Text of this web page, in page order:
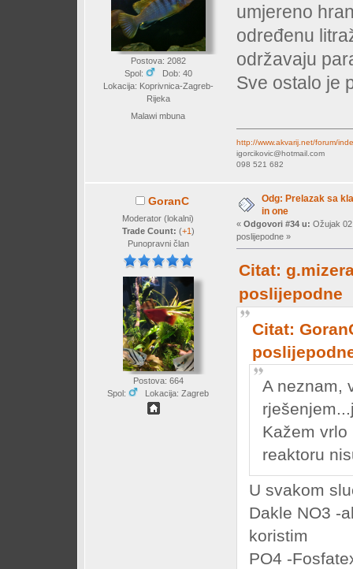
Postova: 2082
Spol:
Dob: 40
Lokacija: Koprivnica-Zagreb-
Rijeka
Malawi mbuna
umjereno
određenu
održavaju
Sve ostalo je
http://www.akvarij.net/forum/
igorcikovic@hotmail.com
098 521 682
GoranC
Moderator (lokalni)
Trade Count: (+1)
Punopravni član
Postova: 664
Spol:
Lokacija: Zagreb
Odg: Prelazak sa
in one
« Odgovori #34 u: Ožujak
poslijepodne »
Citat:
poslijepodne
Citat:
A neznam,
Kažem
reaktoru
U svakom
Dakle NO3 -
koristim
PO4 -